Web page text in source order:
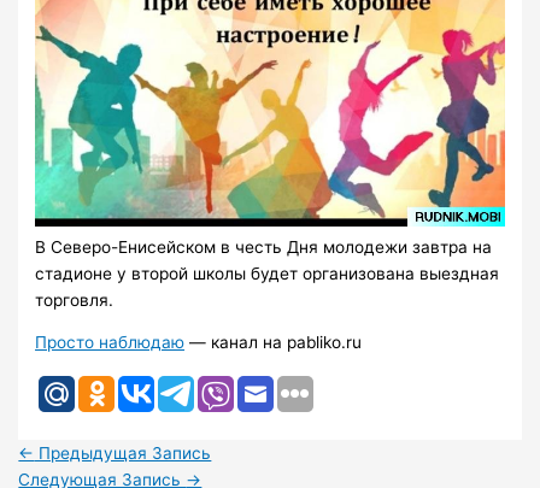
В Северо-Енисейском в честь Дня молодежи завтра на
стадионе у второй школы будет организована выездная
торговля.
Просто наблюдаю — канал на pabliko.ru
← Предыдущая Запись
Следующая Запись →